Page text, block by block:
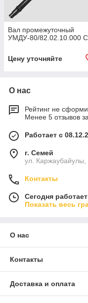
Вал промежуточный
УМДУ-80/82.02.10.000
Цену уточняйте
О нас
Рейтинг не
Менее 5 отзывов
Работает с
г. Семей
ул. Каржаубайулы,
Контакты
Сегодня
Показать весь
О нас
Контакты
Доставка и оплата